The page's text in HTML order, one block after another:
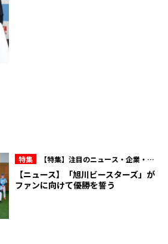
特集
【特集】注目のニュース・企業・人
物【ニュース】「旭川ビースターズ」が
ファンに向けて優勝を誓う